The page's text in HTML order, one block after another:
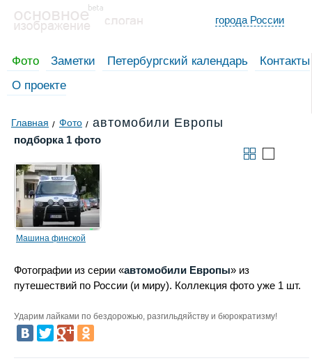
города России
Фото Заметки Петербургский календарь
Контакты
О проекте
Главная Фото автомобили Европы
подборка 1 фото
Машина финской
Фотографии из серии «автомобили Европы» из
путешествий по России (и миру). Коллекция фото уже 1 шт.
Ударим лайками по бездорожью, разгильдяйству и бюрократизму!